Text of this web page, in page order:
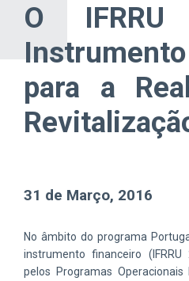
O
para a
31 de Março, 2016
No âmbito do programa
instrumento financeiro
pelos Programas